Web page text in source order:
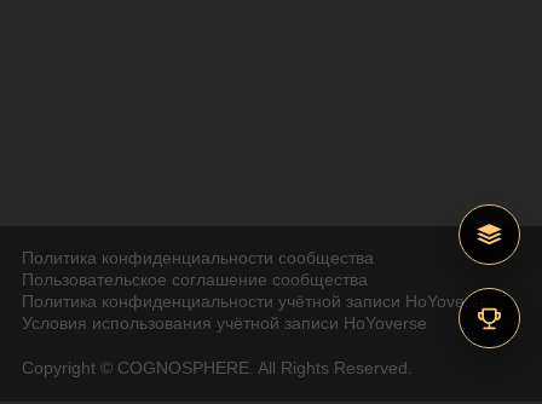
Политика конфиденциальности сообщества
Пользовательское соглашение сообщества
Политика конфиденциальности учётной записи HoYoverse
Условия использования учётной записи HoYoverse
Copyright © COGNOSPHERE. All Rights Reserved.